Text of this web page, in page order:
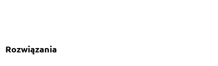
Rozwiązania